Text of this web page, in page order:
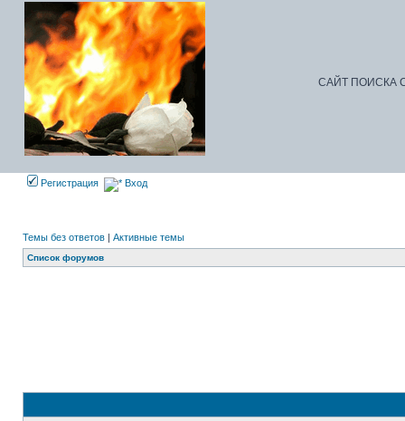
САЙТ ПОИСКА
Регистрация Вход
Темы без ответов | Активные темы
Список форумов